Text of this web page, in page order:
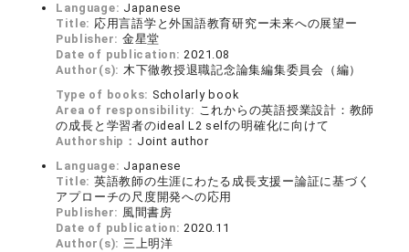
Language: Japanese
Title: 応用言語学と外国語教育研究ー未来への展望ー
Publisher: 金星堂
Date of publication:2021.08
Author(s): 木下徹教授退職記念論集編集委員会（編）
Type of books: Scholarly book
Area of responsibility: これからの英語授業設計：教師
の成長と学習者のideal L2 selfの明確化に向けて
Authorship： Joint author
Language: Japanese
Title: 英語教師の生涯にわたる成長支援ー論証に基づく
アプローチの尺度開発への応用
Publisher: 風間書房
Date of publication:2020.11
Author(s): 三上明洋